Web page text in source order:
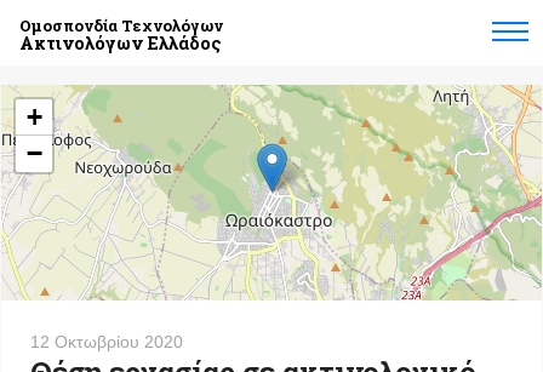
Ομοσπονδία Τεχνολόγων
Ακτινολόγων Ελλάδος
+
−
12 Οκτωβρίου 2020